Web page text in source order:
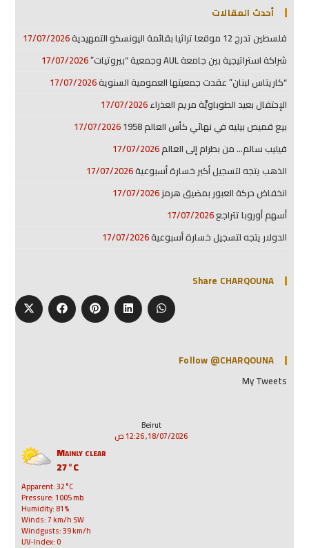
أحدث المقالات
فلسطين تدرج 12 موقعا تراثيا بقائمة اليونسكو التمهيدية
17/07/2026
شراكة استراتيجية بين جامعة AUL وجمعية “بيروتيات”
17/07/2026
“كاريتاس لبنان” عقدت جمعيتها العمومية السنوية17/07/2026
الإحتفال بعيد الطوباويَّة مريم العذراء17/07/2026
بيع قميص بيليه في نهائي كأس العالم 1958
17/07/2026
فيليب سالم… من بطرام إلى العالم17/07/2026
الذهب يتجه لتسجيل أكبر خسارة أسبوعية17/07/2026
انخفاض حركة العبور بمضيق هرمز17/07/2026
أسهم أوروبا تتراجع17/07/2026
الدولار يتجه لتسجيل خسارة أسبوعية17/07/2026
Share CHARQOUNA
Follow @CHARQOUNA
My Tweets
Beirut
18/07/2026, 12:26 ص
Mainly clear
27°C
Apparent: 32°C
Pressure: 1005 mb
Humidity: 81%
Winds: 7 km/h SW
Windgusts: 39 km/h
UV-Index: 0